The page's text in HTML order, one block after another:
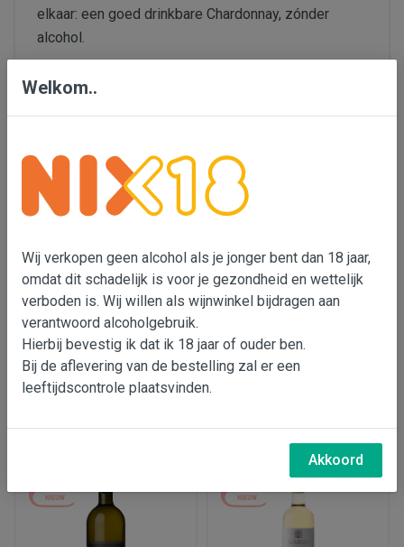
elkaar: een goed drinkbare Chardonnay, zónder
alcohol.
Hij maakt eerst een normale Chardonnay en haalt
later in Nederland aan een klein groepje mensen
laten proeven.
De wijn heeft de duidelijke kenmerken van een
vinden het een goed alternatief voor liefhebbers van
alcoholvrije wijnen.
Dry january? Maak eens kennis met deze wijn!
Land
Witte wijn, 0% alcohol
Welkom..
Wij verkopen geen alcohol als je jonger bent dan 18 jaar,
omdat dit schadelijk is voor je gezondheid en wettelijk
verboden is. Wij willen als wijnwinkel bijdragen aan
verantwoord alcoholgebruik.
Hierbij bevestig ik dat ik 18 jaar of ouder ben.
Bij de aflevering van de bestelling zal er een
leeftijdscontrole plaatsvinden.
Akkoord